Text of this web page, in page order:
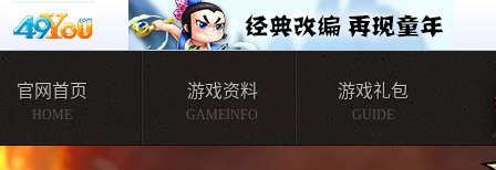
官网首页
HOME
游戏资料
GAMEINFO
游戏礼包
GUIDE